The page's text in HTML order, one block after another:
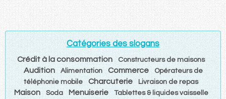
Catégories des slogans
Crédit à la consommation Constructeurs de maisons
Audition Alimentation Commerce
Opérateurs de
téléphonie mobile
Charcuterie Livraison de repas
Maison Soda Menuiserie Tablettes & liquides vaisselle